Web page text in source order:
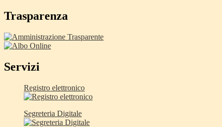
Trasparenza
Servizi
Registro elettronico
Segreteria Digitale